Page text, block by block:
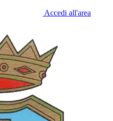
Accedi all'area